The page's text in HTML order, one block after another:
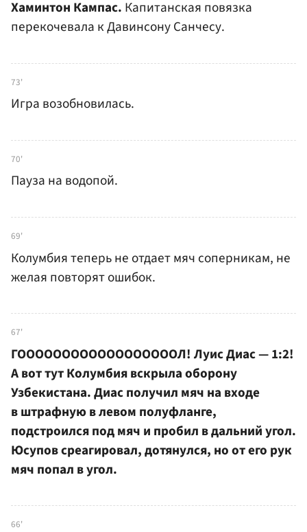
Хаминтон Кампас. Капитанская повязка
перекочевала к Давинсону Санчесу.
73'
Игра возобновилась.
70'
Пауза на водопой.
69'
Колумбия теперь не отдает мяч соперникам, не
желая повторят ошибок.
67'
ГООООООООООООООООООЛ! Луис Диас — 1:2!
А вот тут Колумбия вскрыла оборону
Узбекистана. Диас получил мяч на входе
в штрафную в левом полуфланге,
подстроился под мяч и пробил в дальний угол.
Юсупов среагировал, дотянулся, но от его рук
мяч попал в угол.
66'